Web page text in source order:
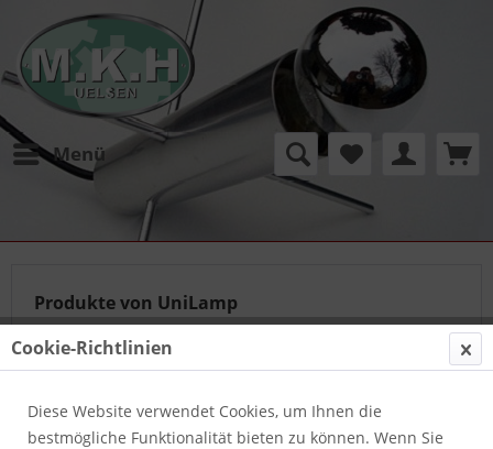
Menü
Produkte von UniLamp
Cookie-Richtlinien
Diese Website verwendet Cookies, um Ihnen die
bestmögliche Funktionalität bieten zu können. Wenn Sie